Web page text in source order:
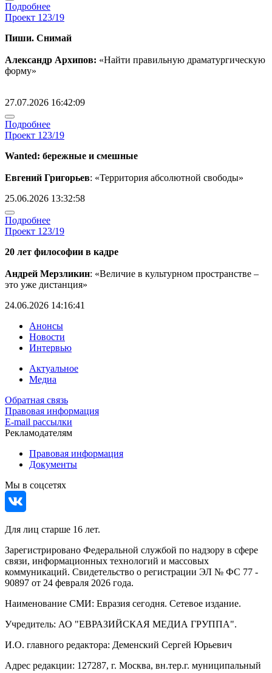
Подробнее
Проект 123/19
Пиши. Снимай
Александр Архипов: «Найти правильную драматургическую
форму»
27.07.2026 16:42:09
Подробнее
Проект 123/19
Wanted: бережные и смешные
Евгений Григорьев: «Территория абсолютной свободы»
25.06.2026 13:32:58
Подробнее
Проект 123/19
20 лет философии в кадре
Андрей Мерзликин: «Величие в культурном пространстве –
это уже дистанция»
24.06.2026 14:16:41
Анонсы
Новости
Интервью
Актуальное
Медиа
Обратная связь
Правовая информация
E-mail рассылки
Рекламодателям
Правовая информация
Документы
Мы в соцсетях
Для лиц старше 16 лет.
Зарегистрировано Федеральной службой по надзору в сфере
связи, информационных технологий и массовых
коммуникаций. Свидетельство о регистрации ЭЛ № ФС 77 -
90897 от 24 февраля 2026 года.
Наименование СМИ: Евразия сегодня. Сетевое издание.
Учредитель: АО "ЕВРАЗИЙСКАЯ МЕДИА ГРУППА".
И.О. главного редактора: Деменский Сергей Юрьевич
Адрес редакции: 127287, г. Москва, вн.тер.г. муниципальный